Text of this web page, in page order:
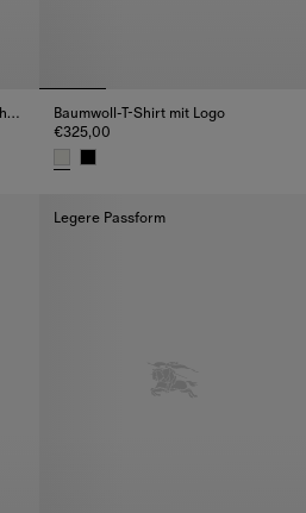
Baumwoll-T-Shirt mit Knight in Check
Baumwoll-T-Shirt mit Logo
€325,00
Legere Passform